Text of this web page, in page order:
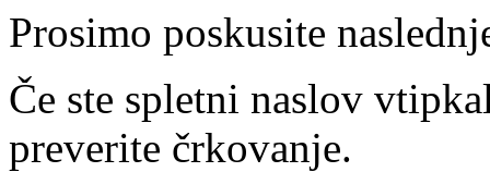
Prosimo poskusite
Če ste spletni naslov
preverite črkovanje.